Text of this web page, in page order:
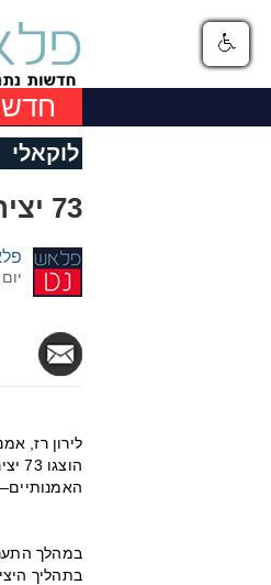
לוקאלי
73 יצירות בגלריה על הצוק בנתניה
יום
לירון רז,
במהלך
בתהליך